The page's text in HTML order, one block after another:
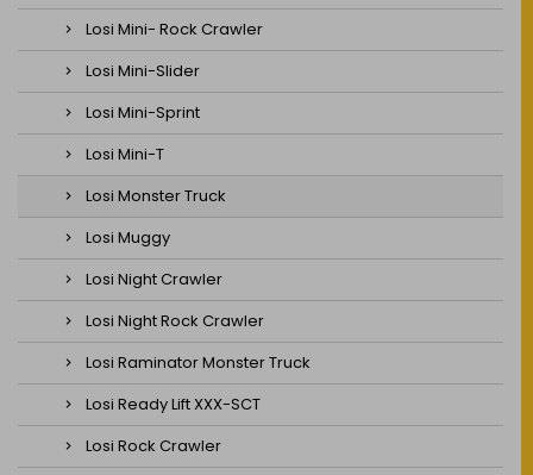
Losi Mini- Rock Crawler
Losi Mini-Slider
Losi Mini-Sprint
Losi Mini-T
Losi Monster Truck
Losi Muggy
Losi Night Crawler
Losi Night Rock Crawler
Losi Raminator Monster Truck
Losi Ready Lift XXX-SCT
Losi Rock Crawler